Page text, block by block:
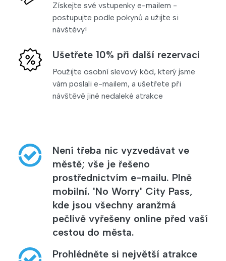
Získejte své vstupenky e-mailem -
postupujte podle pokynů a užijte si
návštěvy!
Ušetřete 10% při další rezervaci
Použijte osobní slevový kód, který jsme
vám poslali e-mailem, a ušetřete při
návštěvě jiné nedaleké atrakce
Není třeba nic vyzvedávat ve
městě; vše je řešeno
prostřednictvím e-mailu. Plně
mobilní. 'No Worry' City Pass,
kde jsou všechny aranžmá
pečlivě vyřešeny online před vaší
cestou do města.
Prohlédněte si největší atrakce